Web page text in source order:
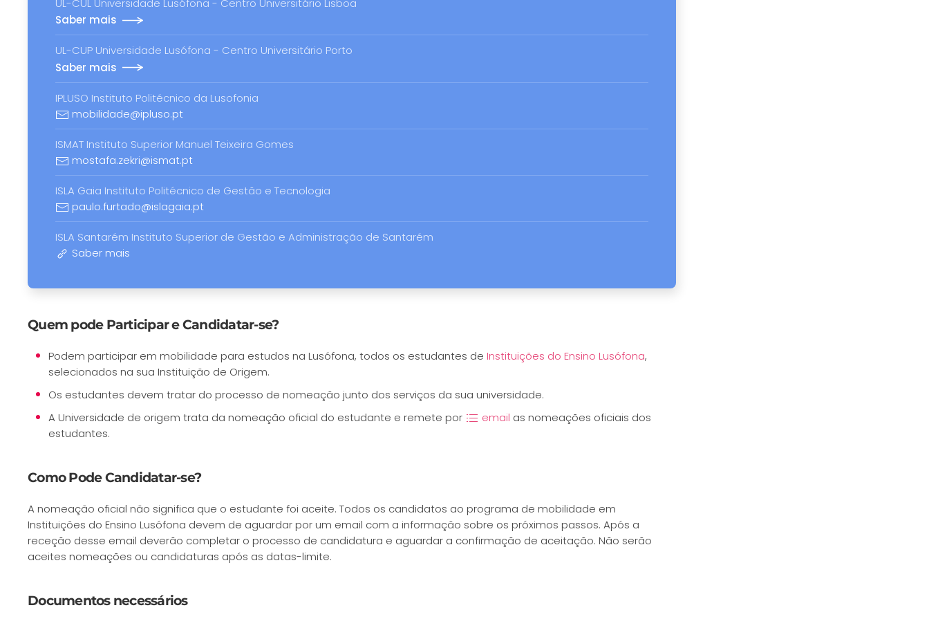
UL-CUL Universidade Lusófona - Centro Universitário Lisboa
Saber mais
UL-CUP Universidade Lusófona - Centro Universitário Porto
Saber mais
IPLUSO Instituto Politécnico da Lusofonia
mobilidade@ipluso.pt
ISMAT Instituto Superior Manuel Teixeira Gomes
mostafa.zekri@ismat.pt
ISLA Gaia Instituto Politécnico de Gestão e Tecnologia
paulo.furtado@islagaia.pt
ISLA Santarém Instituto Superior de Gestão e Administração de Santarém
Saber mais
Quem pode Participar e Candidatar-se?
Podem participar em mobilidade para estudos na Lusófona, todos os estudantes de Instituições do Ensino Lusófona,
selecionados na sua Instituição de Origem.
Os estudantes devem tratar do processo de nomeação junto dos serviços da sua universidade.
A Universidade de origem trata da nomeação oficial do estudante e remete por
email as nomeações oficiais dos
estudantes.
Como Pode Candidatar-se?
A nomeação oficial não significa que o estudante foi aceite. Todos os candidatos ao programa de mobilidade em
Instituições do Ensino Lusófona devem de aguardar por um email com a informação sobre os próximos passos. Após a
receção desse email deverão completar o processo de candidatura e aguardar a confirmação de aceitação. Não serão
aceites nomeações ou candidaturas após as datas-limite.
Documentos necessários